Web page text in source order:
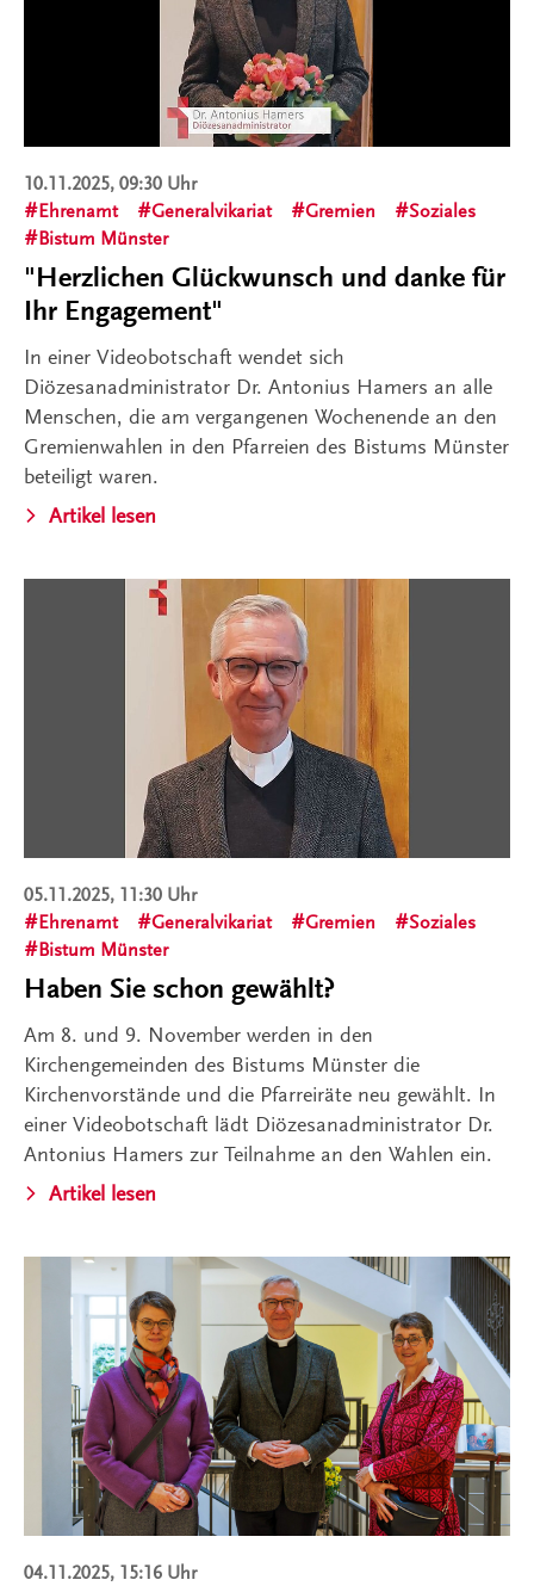
10.11.2025, 09:30 Uhr
Ehrenamt
Generalvikariat Gremien
Soziales
Bistum Münster
"Herzlichen Glückwunsch und danke für
Ihr Engagement"
In einer Videobotschaft wendet sich
Diözesanadministrator Dr. Antonius Hamers an alle
Menschen, die am vergangenen Wochenende an den
Gremienwahlen in den Pfarreien des Bistums Münster
beteiligt waren.
Artikel lesen
05.11.2025, 11:30 Uhr
Ehrenamt
Generalvikariat Gremien
Soziales
Bistum Münster
Haben Sie schon gewählt?
Am 8. und 9. November werden in den
Kirchengemeinden des Bistums Münster die
Kirchenvorstände und die Pfarreiräte neu gewählt. In
einer Videobotschaft lädt Diözesanadministrator Dr.
Antonius Hamers zur Teilnahme an den Wahlen ein.
Artikel lesen
04.11.2025, 15:16 Uhr